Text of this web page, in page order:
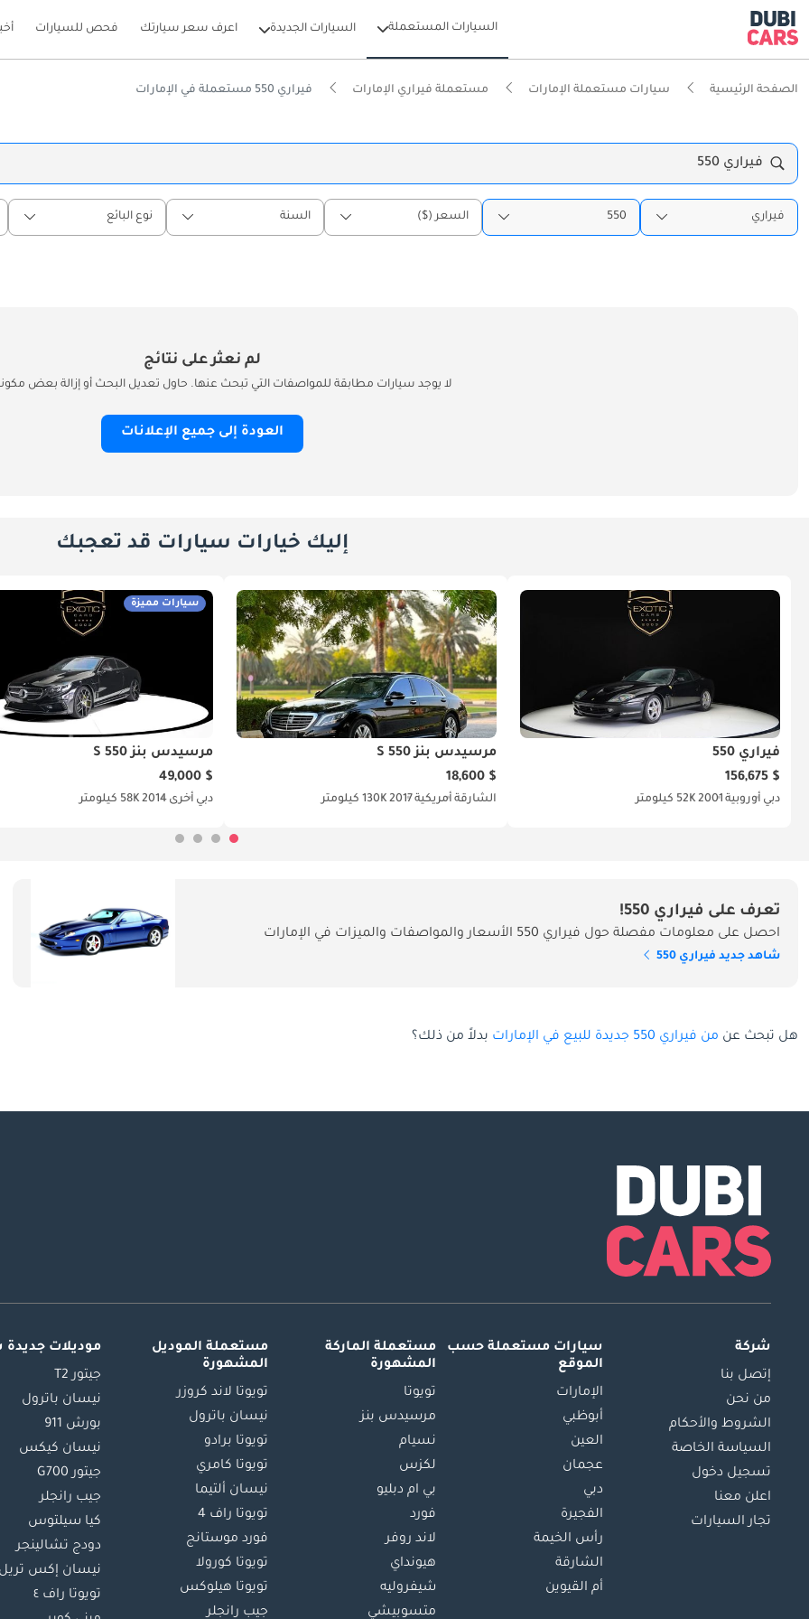
السيارات المستعملة السيارات الجديدة اعرف سعر سيارتك فحص للسيارات
الصفحة الرئيسية سيارات مستعملة الإمارات مستعملة فيراري الإمارات فيراري 550 مستعملة في الإمارات
فيراري 550
فيراري 550 السعر ($) السنة نوع البائع
لم نعثر على نتائج
لا يوجد سيارات مطابقة للمواصفات التي تبحث عنها. حاول تعديل البحث أو إزالة بعض
العودة إلى جميع الإعلانات
إليك خيارات سيارات قد تعجبك
فيراري 550
$ 156,675
دبي أوروبية 200152K كيلومتر
مرسيدس بنز S 550
$ 18,600
الشارقة أمريكية 2017130K كيلومتر
سيارات مميزة
مرسيدس بنز S 550
$ 49,000
دبي أخرى 201458K كيلومتر
تعرف على فيراري 550!
احصل على معلومات مفصلة حول فيراري 550 الأسعار والمواصفات والميزات في الإمارات
شاهد جديد فيراري 550
هل تبحث عن من فيراري 550 جديدة للبيع في الإمارات بدلاً من ذلك؟
شركة
إتصل بنا
من نحن
الشروط والأحكام
السياسة الخاصة
تسجيل دخول
اعلن معنا
تجار السيارات
سيارات مستعملة حسب
الموقع
الإمارات
أبوظبي
العين
عجمان
دبي
الفجيرة
رأس الخيمة
الشارقة
أم القيوين
مستعملة الماركة
المشهورة
تويوتا
مرسيدس بنز
نسيام
لكزس
بي ام دبليو
فورد
لاند روفر
هيونداي
شيفروليه
متسوبيشي
مستعملة الموديل
المشهورة
تويوتا لاند كروزر
نيسان باترول
تويوتا برادو
تويوتا كامري
نيسان ألتيما
تويوتا راف 4
فورد موستانج
تويوتا كورولا
تويوتا هيلوكس
جيب رانجلر
موديلات
جيتور T2
نيسان باترول
بورش 911
نيسان كيكس
جيتور G700
جيب رانجلر
كيا سيلتوس
دودج تشالينجر
نيسان إكس تريل
تويوتا راف ٤